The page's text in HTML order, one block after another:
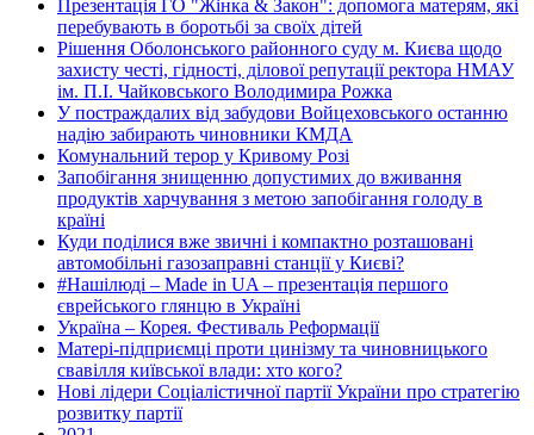
Презентація ГО "Жінка & Закон": допомога матерям, які
перебувають в боротьбі за своїх дітей
Рішення Оболонського районного суду м. Києва щодо
захисту честі, гідності, ділової репутації ректора НМАУ
ім. П.І. Чайковського Володимира Рожка
У постраждалих від забудови Войцеховського останню
надію забирають чиновники КМДА
Комунальний терор у Кривому Розі
Запобігання знищенню допустимих до вживання
продуктів харчування з метою запобігання голоду в
країні
Куди поділися вже звичні і компактно розташовані
автомобільні газозаправні станції у Києві?
#Нашілюді – Made in UA – презентація першого
єврейського глянцю в Україні
Україна – Корея. Фестиваль Реформації
Матері-підприємці проти цинізму та чиновницького
свавілля київської влади: хто кого?
Нові лідери Соціалістичної партії України про стратегію
розвитку партії